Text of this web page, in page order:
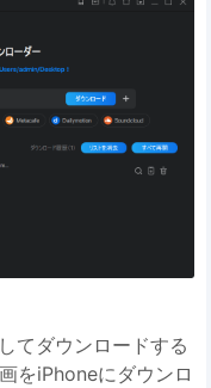
てダウンロードする
をiPhoneにダウンロ